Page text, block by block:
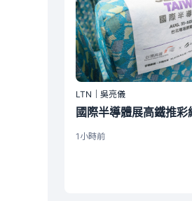
LTN｜吳亮儀
1小時前